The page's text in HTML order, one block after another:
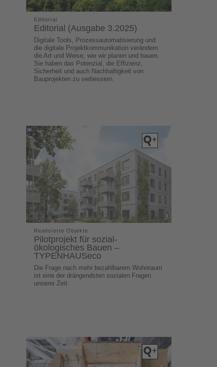
Editorial
Editorial (Ausgabe 3.2025)
Digitale Tools, Prozessautomatisierung und
die digitale Projektkommunikation verändern
die Art und Weise, wie wir planen und bauen.
Sie haben das Potenzial, die Effizienz,
Sicherheit und auch Nachhaltigkeit von
Bauprojekten zu verbessern.
Realisierte Objekte
Pilotprojekt für sozial-
ökologisches Bauen –
TYPENHAUSeco
Die Frage nach mehr bezahlbarem Wohnraum
ist eine der drängendsten sozialen Fragen
unserer Zeit.